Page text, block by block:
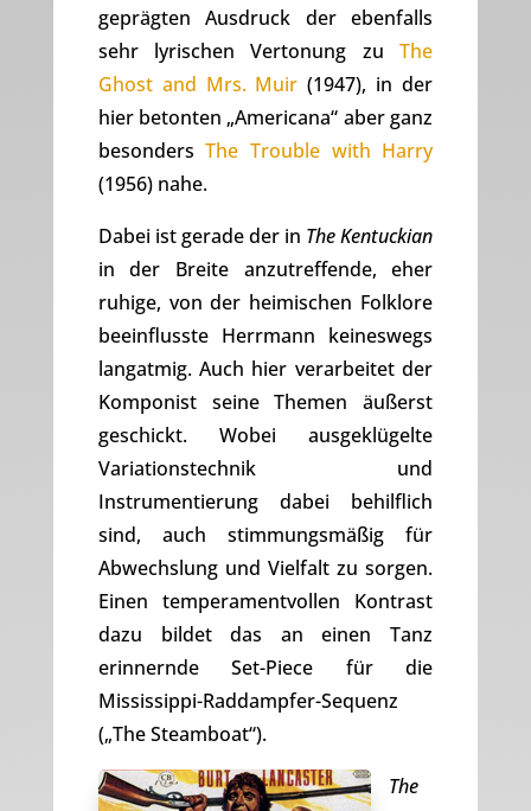
geprägten Ausdruck der ebenfalls
sehr lyrischen Vertonung zuThe
Ghost and Mrs. Muir (1947), in der
hier betonten „Americana“ aber ganz
besondersThe Trouble with Harry
(1956) nahe.
Dabei ist gerade der in The Kentuckian
in der Breite anzutreffende, eher
ruhige, von der heimischen Folklore
beeinflusste Herrmann keineswegs
langatmig. Auch hier verarbeitet der
Komponist seine Themen äußerst
geschickt. Wobei ausgeklügelte
Variationstechnik und
Instrumentierung dabei behilflich
sind, auch stimmungsmäßig für
Abwechslung und Vielfalt zu sorgen.
Einen temperamentvollen Kontrast
dazu bildet das an einen Tanz
erinnernde Set-Piece für die
Mississippi-Raddampfer-Sequenz
(„The Steamboat“).
The